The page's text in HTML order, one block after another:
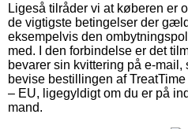
Ligeså tilråder vi at køberen er
de vigtigste betingelser der
eksempelvis den
med. I den forbindelse er det
bevarer sin kvittering på e-mail,
bevise bestillingen af
– EU, ligegyldigt om du er på
mand.